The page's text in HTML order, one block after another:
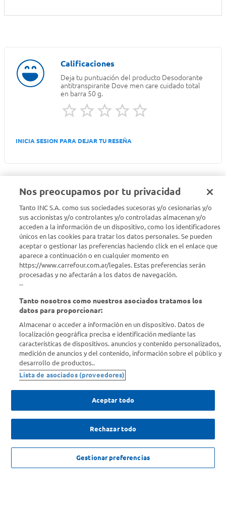
NO DISPONIBLE
Deja tu puntuación del producto Desodorante
antitranspirante Dove men care cuidado total
en barra 50 g.
INICIA SESION PARA DEJAR TU RESEÑA
Seguinos en :
Estamos para ayudarte
¿Tenés una consulta? Comunicate con nosotrosacá
Descubrí Carrefour
Conocenos
Info útil
Comprá Online
Enterate de nuestras ofertas
Dejanos tu mail para recibir todas las ofertas y promociones antes
que nadie.
Provincia
ENVIAR
Nos preocupamos por tu privacidad
Tanto INC S.A. como sus sociedades sucesoras y/o cesionarias y/o
sus accionistas y/o controlantes y/o controladas almacenan y/o
acceden a la información de un dispositivo, como los identificadores
únicos en las cookies para tratar los datos personales. Se pueden
aceptar o gestionar las preferencias haciendo click en el enlace que
aparece a continuación o en cualquier momento en
https://www.carrefour.com.ar/legales. Estas preferencias serán
procesadas y no afectarán a los datos de navegación.
--
Tanto nosotros como nuestros asociados tratamos los
datos para proporcionar:
Almacenar o acceder a información en un dispositivo. Datos de
localización geográfica precisa e identificación mediante las
características de dispositivos. anuncios y contenido personalizados,
medición de anuncios y del contenido, información sobre el público y
desarrollo de productos..
Lista de asociados (proveedores)
Aceptar todo
Rechazar todo
Gestionar preferencias